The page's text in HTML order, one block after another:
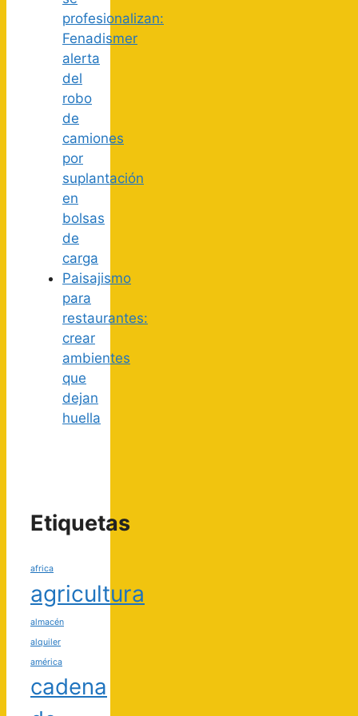
profesionalizan:
Fenadismer
alerta
del
robo
de
camiones
por
suplantación
en
bolsas
de
carga
Paisajismo
para
restaurantes:
crear
ambientes
que
dejan
huella
Etiquetas
africa
agricultura
almacén
alquiler
américa
cadena